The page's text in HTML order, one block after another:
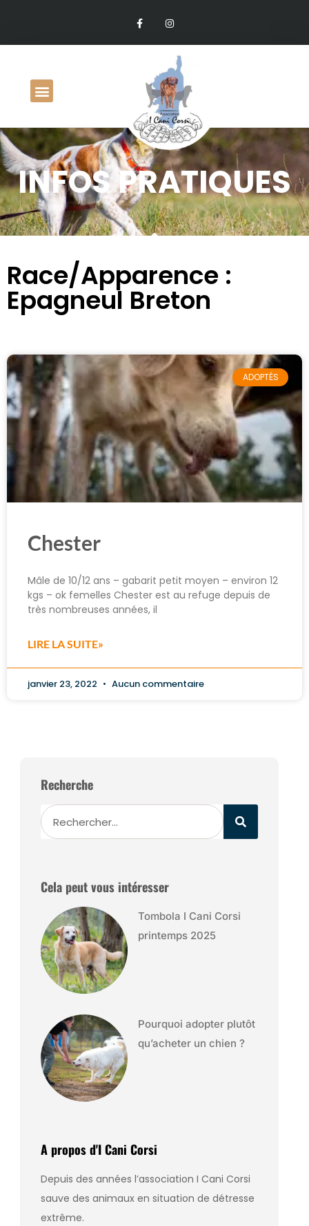
INFOS PRATIQUES
Race/Apparence :
Epagneul Breton
ADOPTÉS
Chester
Mâle de 10/12 ans – gabarit petit moyen – environ 12
kgs – ok femelles Chester est au refuge depuis de
très nombreuses années, il
LIRE LA SUITE»
janvier 23, 2022 Aucun commentaire
Recherche
Cela peut vous intéresser
Tombola I Cani Corsi
printemps 2025
Pourquoi adopter plutôt
qu’acheter un chien ?
A propos d'I Cani Corsi
Depuis des années l’association I Cani Corsi
sauve des animaux en situation de détresse
extrême.